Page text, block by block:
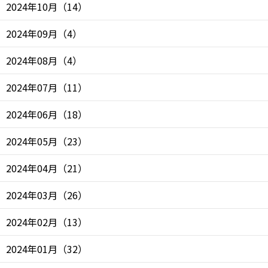
2024年10月 （14）
2024年09月 （4）
2024年08月 （4）
2024年07月 （11）
2024年06月 （18）
2024年05月 （23）
2024年04月 （21）
2024年03月 （26）
2024年02月 （13）
2024年01月 （32）